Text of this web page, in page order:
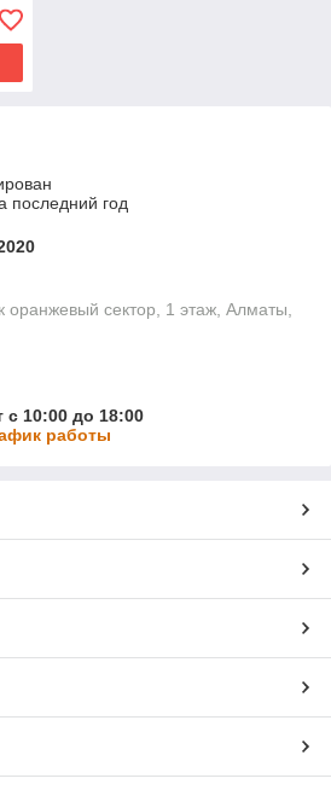
последний год
оранжевый сектор, 1 этаж, Алматы,
с 10:00 до 18:00
работы